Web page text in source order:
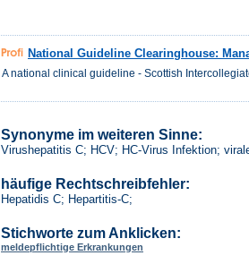
National Guideline Clearinghouse:
A national clinical guideline - Scottish
Synonyme im weiteren Sinne:
Virushepatitis C; HCV; HC-Virus Infektion;
häufige Rechtschreibfehler:
Hepatidis C; Hepartitis-C;
Stichworte zum Anklicken:
meldepflichtige Erkrankungen